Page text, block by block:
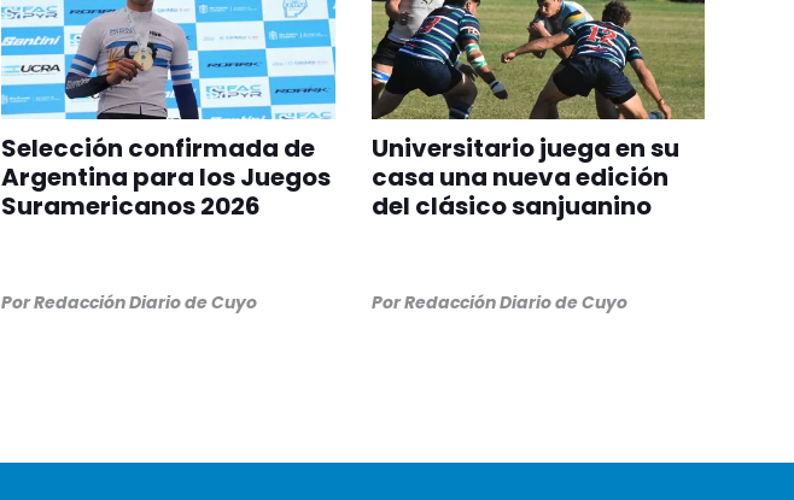
Selección confirmada de
Argentina para los Juegos
Suramericanos 2026
PorRedacción Diario de Cuyo
Universitario juega en su
casa una nueva edición
del clásico sanjuanino
PorRedacción Diario de Cuyo